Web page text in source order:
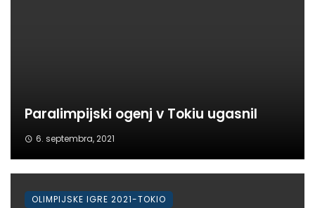
Paralimpijski ogenj v Tokiu ugasnil
6. septembra, 2021
OLIMPIJSKE IGRE 2021-TOKIO